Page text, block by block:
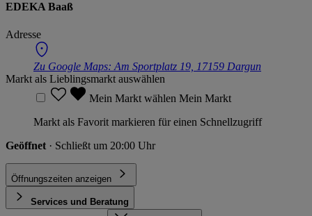
EDEKA Baaß
Adresse
Zu Google Maps: Am Sportplatz 19, 17159 Dargun
Markt als Lieblingsmarkt auswählen
Mein Markt wählen Mein Markt
Markt als Favorit markieren für einen Schnellzugriff
Geöffnet · Schließt um 20:00 Uhr
Öffnungszeiten anzeigen
Services und Beratung